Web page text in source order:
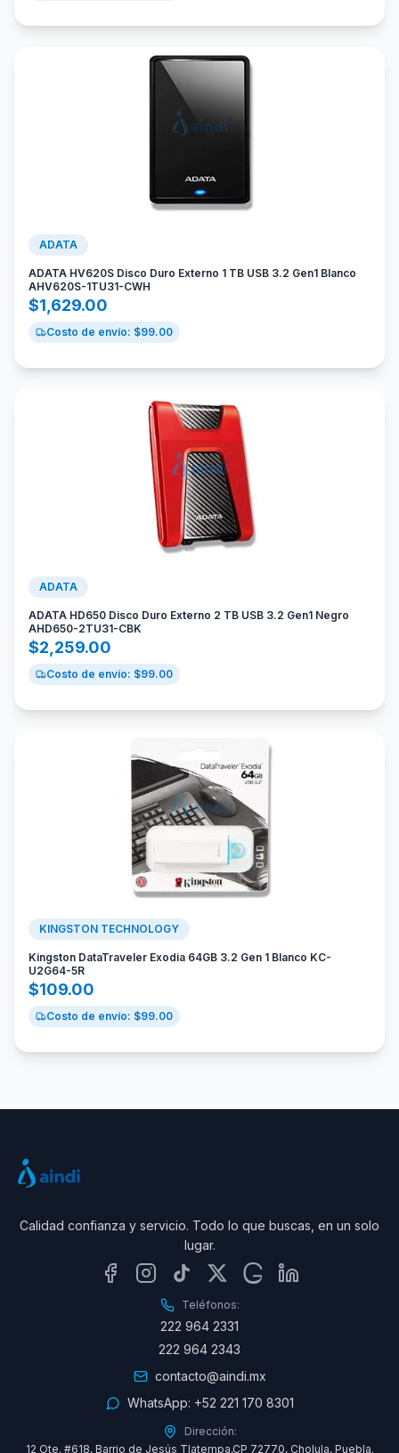
ADATA
ADATA HV620S Disco Duro Externo 1 TB USB 3.2 Gen1 Blanco
AHV620S-1TU31-CWH
$1,629.00
Costo de envío: $99.00
ADATA
ADATA HD650 Disco Duro Externo 2 TB USB 3.2 Gen1 Negro
AHD650-2TU31-CBK
$2,259.00
Costo de envío: $99.00
KINGSTON TECHNOLOGY
Kingston DataTraveler Exodia 64GB 3.2 Gen 1 Blanco KC-
U2G64-5R
$109.00
Costo de envío: $99.00
Calidad confianza y servicio. Todo lo que buscas, en un solo
lugar.
Teléfonos:
222 964 2331
222 964 2343
contacto@aindi.mx
WhatsApp: +52 221 170 8301
Dirección:
12 Ote. #618, Barrio de Jesús Tlatempa,CP 72770, Cholula, Puebla.